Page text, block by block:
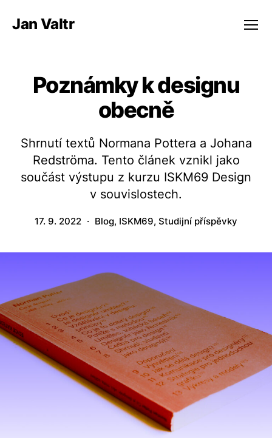
Jan Valtr
Poznámky k designu
obecně
Shrnutí textů Normana Pottera a Johana
Redströma. Tento článek vznikl jako
součást výstupu z kurzu ISKM69 Design
v souvislostech.
17. 9. 2022 Blog, ISKM69, Studijní příspěvky